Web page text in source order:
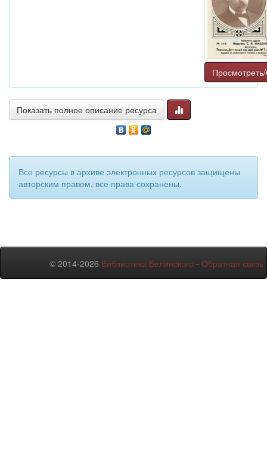
Показать полное описание ресурса
Все ресурсы в архиве электронных ресурсов защищены
авторским правом, все права сохранены.
© 2014-2026 Библиотека Белинского - Обратная связь